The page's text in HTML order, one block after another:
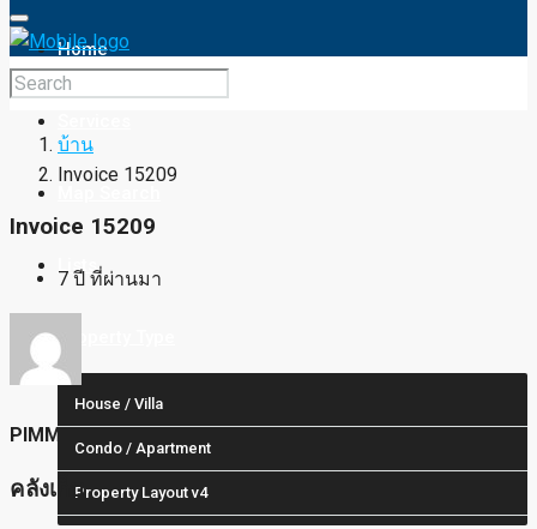
Home
Lists
Property Type
House / Villa
Condo / Apartment
Property Layout v4
บ้าน
Invoice 15209
Invoice 15209
7 ปี ที่ผ่านมา
PIMM
คลังเก็บ